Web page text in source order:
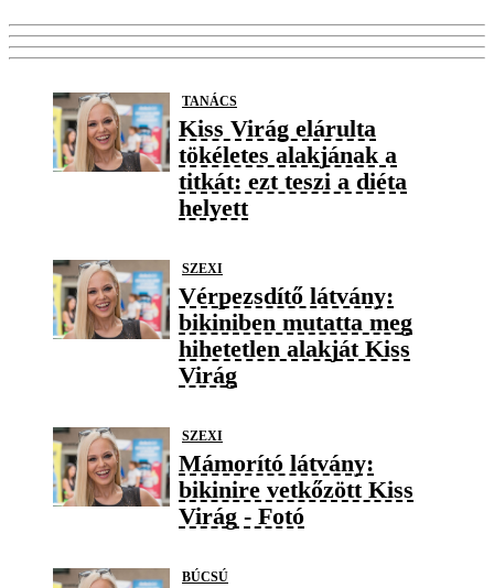
TANÁCS
Kiss Virág elárulta
tökéletes alakjának a
titkát: ezt teszi a diéta
helyett
SZEXI
Vérpezsdítő látvány:
bikiniben mutatta meg
hihetetlen alakját Kiss
Virág
SZEXI
Mámorító látvány:
bikinire vetkőzött Kiss
Virág - Fotó
BÚCSÚ